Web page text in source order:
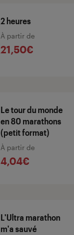
2 heures
À partir de
21,50€
Le tour du monde
en 80 marathons
(petit format)
À partir de
4,04€
L'Ultra marathon
m'a sauvé